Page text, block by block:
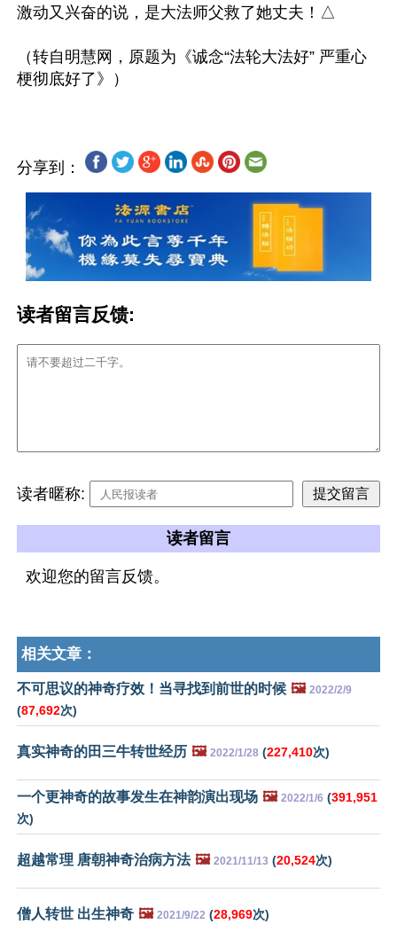
激动又兴奋的说，是大法师父救了她丈夫！△
（转自明慧网，原题为《诚念“法轮大法好” 严重心
分享到：
读者留言反馈:
读者暱称:
读者留言
欢迎您的留言反馈。
相关文章：
不可思议的神奇疗效！当寻找到前世的时候 🖼️ 2022/2/9
(87,692次)
真实神奇的田三牛转世经历 🖼️ 2022/1/28 (227,410次)
一个更神奇的故事发生在神韵演出现场 🖼️ 2022/1/6 (391,951
次)
超越常理 唐朝神奇治病方法 🖼️ 2021/11/13 (20,524次)
僧人转世 出生神奇 🖼️ 2021/9/22 (28,969次)